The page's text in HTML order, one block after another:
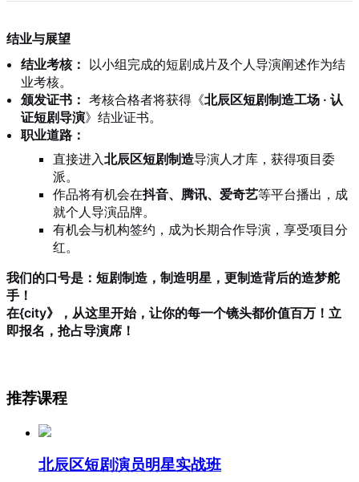
结业与展望
结业考核： 以小组完成的短剧成片及个人导演阐述作为结
业考核。
颁发证书： 考核合格者将获得《北辰区短剧制造工场 · 认
证短剧导演》结业证书。
职业道路：
直接进入北辰区短剧制造导演人才库，获得项目委
派。
作品将有机会在抖音、腾讯、爱奇艺等平台播出，成
就个人导演品牌。
有机会与机构签约，成为长期合作导演，享受项目分
红。
我们的口号是：短剧制造，制造明星，更制造背后的造梦舵
手！
在{city》，从这里开始，让你的每一个镜头都价值百万！立
即报名，抢占导演席！
推荐课程
北辰区短剧演员明星实战班